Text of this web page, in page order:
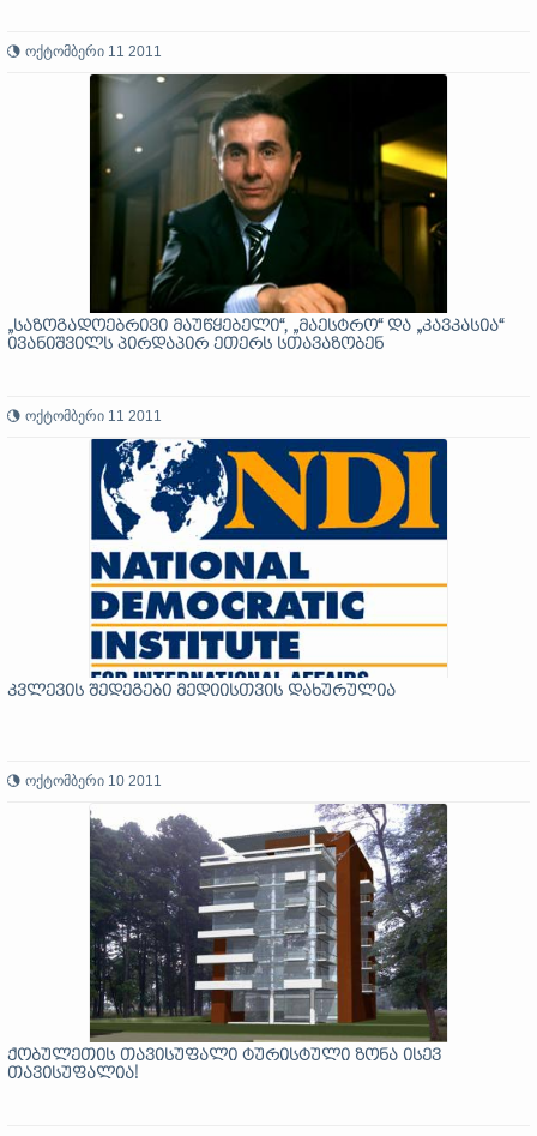
ოქტომბერი 11 2011
„საზოგადოებრივი მაუწყებელი“, „მაესტრო“ და „კავკასია“
ივანიშვილს პირდაპირ ეთერს სთავაზობენ
ოქტომბერი 11 2011
კვლევის შედეგები მედიისთვის დახურულია
ოქტომბერი 10 2011
ქობულეთის თავისუფალი ტურისტული ზონა ისევ
თავისუფალია!